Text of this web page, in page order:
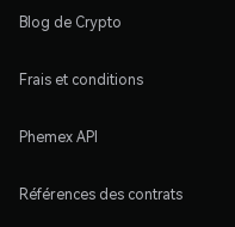
Blog de Crypto
Frais et conditions
Phemex API
Références des contrats